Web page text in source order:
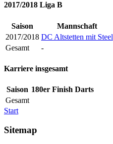
2017/2018 Liga B
Saison Mannschaft
2017/2018 DC Altstetten mit Steel
Gesamt
-
Karriere insgesamt
Saison 180er Finish Darts
Gesamt
Start
Sitemap